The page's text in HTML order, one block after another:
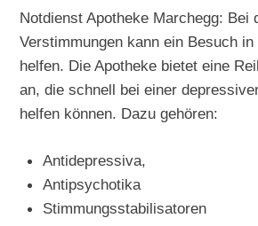
Notdienst Apotheke Marchegg: Bei
Verstimmungen kann ein Besuch in
helfen. Die Apotheke bietet eine
an, die schnell bei einer
helfen können. Dazu gehören:
Antidepressiva,
Antipsychotika
Stimmungsstabilisatoren